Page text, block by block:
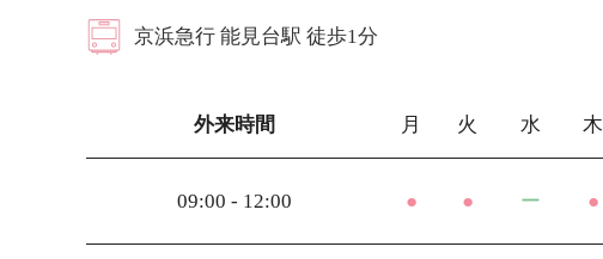
京浜急⾏ 能見台駅 徒歩1分
外来時間 月 火 水 木
09:00 - 12:00 ● ● ー ●